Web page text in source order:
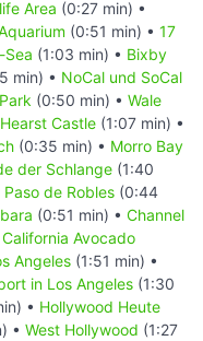
Area (0:27 min) •
(0:51 min) • 17
(1:03 min) • Bixby
min) • NoCal und SoCal
(0:50 min) • Wale
Hearst Castle (1:07 min) •
(0:35 min) • Morro Bay
der Schlange (1:40
Paso de Robles (0:44
(0:51 min) • Channel
California Avocado
Angeles (1:51 min) •
in Los Angeles (1:30
• Hollywood Heute
• West Hollywood (1:27